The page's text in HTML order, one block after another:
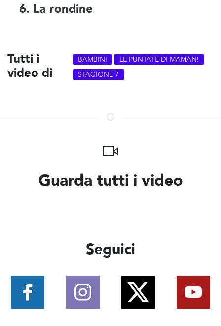
6. La rondine
Tutti i
video di
BAMBINI
LE PUNTATE DI MAMAN!
STAGIONE 7
Guarda tutti i video
Seguici